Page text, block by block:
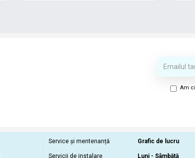
Am
Service și mentenanță
Servicii de instalare
Grafic de lucru
Luni - Sâmbătă